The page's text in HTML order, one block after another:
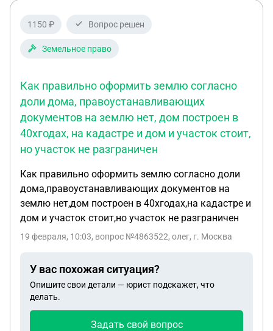
1150 ₽ Вопрос решен
Земельное право
Как правильно оформить землю согласно
доли дома, правоустанавливающих
документов на землю нет, дом построен в
40хгодах, на кадастре и дом и участок стоит,
но участок не разграничен
Как правильно оформить землю согласно доли
дома,правоустанавливающих документов на
землю нет,дом построен в 40хгодах,на кадастре и
дом и участок стоит,но участок не разграничен
19 февраля, 10:03, вопрос №4863522, олег, г. Москва
У вас похожая ситуация?
Опишите свои детали — юрист подскажет, что
делать.
Задать свой вопрос